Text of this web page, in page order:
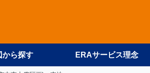
から探す ERAサービス理念